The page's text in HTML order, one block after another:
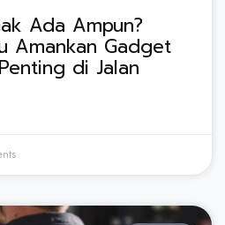
Ada Ampun?
Amankan Gadget
di Jalan